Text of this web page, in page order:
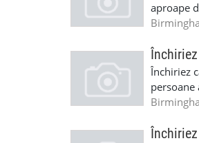
aproape
sunați la
Închiriez
sau